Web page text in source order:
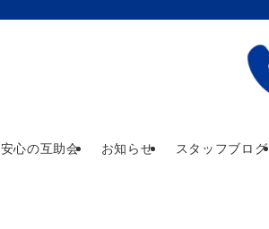
安心の互助会 お知らせ スタッフブログ